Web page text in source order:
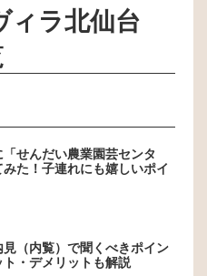
ィラ北仙台
せんだい農業園芸センタ
た！子連れにも嬉しいポイ
（内覧）で聞くべきポイン
ト・デメリットも解説